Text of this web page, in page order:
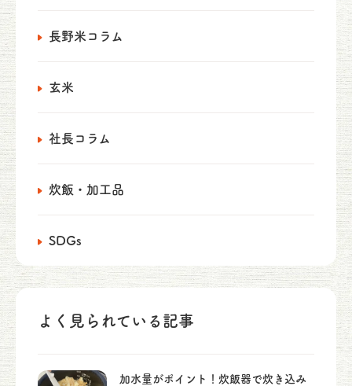
長野米コラム
玄米
社長コラム
炊飯・加工品
SDGs
よく見られている記事
加水量がポイント！炊飯器で炊き込み